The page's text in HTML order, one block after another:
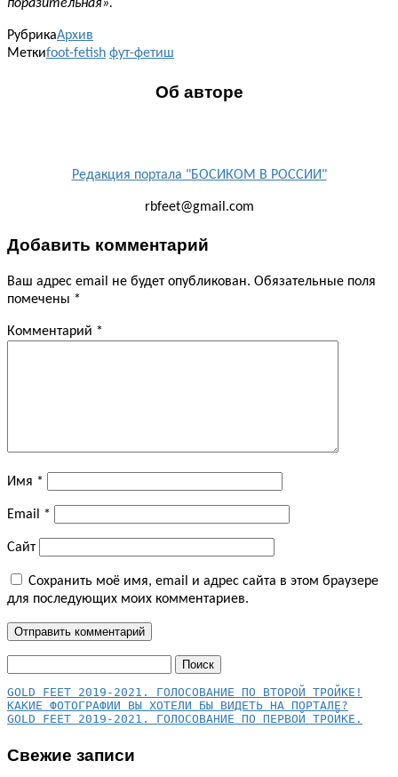
поразительная».
РубрикаАрхив
Меткиfoot-fetish фут-фетиш
Об авторе
Редакция портала "БОСИКОМ В РОССИИ"
rbfeet@gmail.com
Добавить комментарий
Ваш адрес email не будет опубликован. Обязательные поля
помечены *
Комментарий *
Имя *
Email *
Сайт
Сохранить моё имя, email и адрес сайта в этом браузере
для последующих моих комментариев.
КАКИЕ ФОТОГРАФИИ ВЫ ХОТЕЛИ БЫ ВИДЕТЬ НА ПОРТАЛЕ?
GOLD FEET 2019-2021. ГОЛОСОВАНИЕ ПО ПЕРВОЙ ТРОЙКЕ.
Свежие записи